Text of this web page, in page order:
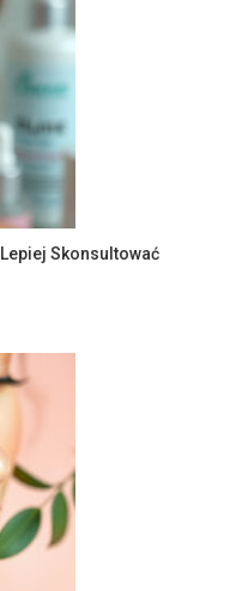
Skonsultować